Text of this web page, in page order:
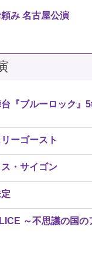
頼み 名古屋公演
『ブルーロック』
リーゴースト
ス・サイゴン
～不思議の国の